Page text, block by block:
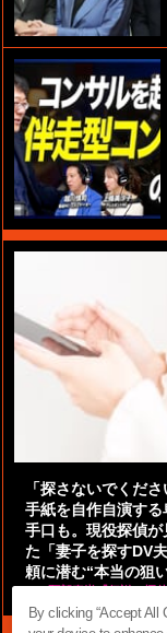
「探さないでくだ
手紙を自作自演する
手口も。現役探偵が
た「妻子を探すDV
頼に潜む“本当の狙
By clicking “Accept All